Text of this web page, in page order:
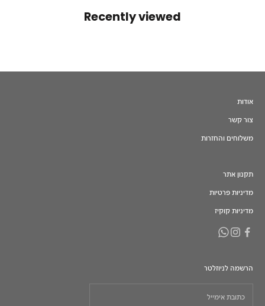
Recently viewed
אודות
צור קשר
משלוחים והחזרות
תקנון אתר
מדיניות פרטיות
מדיניות קוקיז
הרשמה לניוזלטר